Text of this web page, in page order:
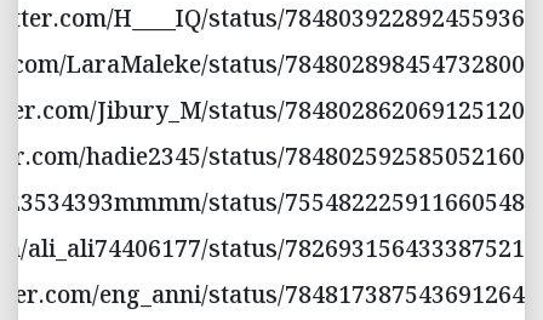
H____IQ/status/784803922892455936
LaraMaleke/status/784802898454732800
Jibury_M/status/784802862069125120
hadie2345/status/784802592585052160
status/755482225911660548
ali_ali74406177/status/782693156433387521
eng_anni/status/784817387543691264